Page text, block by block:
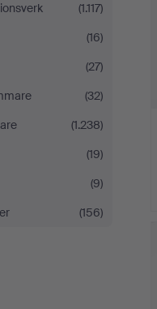
(1.117)
(16)
(27)
(32)
(1.238)
(19)
(9)
(156)